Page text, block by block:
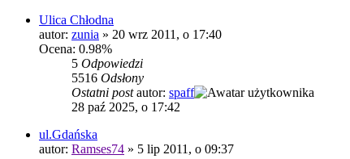
Ulica Chłodna
autor: zunia » 20 wrz 2011, o 17:40
Ocena: 0.98%
5 Odpowiedzi
5516 Odsłony
Ostatni postautor: spaff
28 paź 2025, o 17:42
ul.Gdańska
autor: Ramses74 » 5 lip 2011, o 09:37